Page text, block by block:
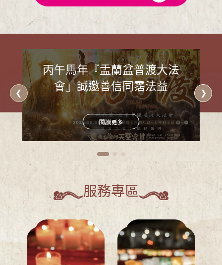
恩赦同祐．迎駕玉皇賜福延祥
法會
閱讀更多
服務專區